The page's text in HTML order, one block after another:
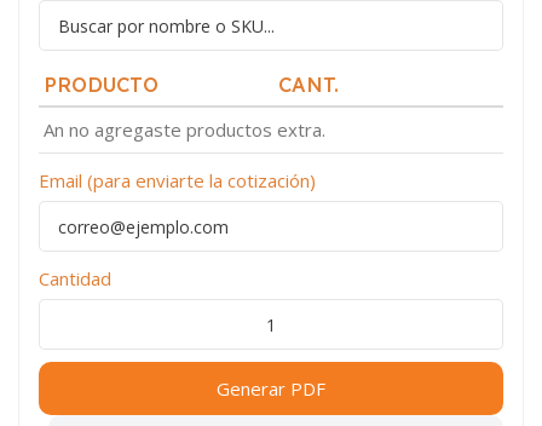
PRODUCTO CANT.
An no agregaste productos extra.
Email (para enviarte la cotización)
Cantidad
Generar PDF